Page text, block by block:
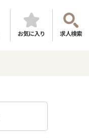
お気に入り 求人検索